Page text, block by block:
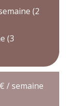
(2
(3
/ semaine